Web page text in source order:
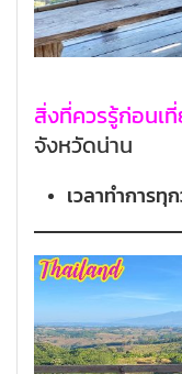
สิ่งที่ควรรู้ก่อนเ
จังหวัดน่าน
เวลาทำการทุ